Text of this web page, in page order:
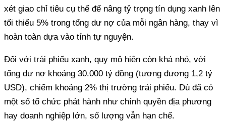
xét giao chỉ tiêu cụ thể để nâng tỷ trọng tín dụng xanh lên
tối thiểu 5% trong tổng dư nợ của mỗi ngân hàng, thay vì
hoàn toàn dựa vào tính tự nguyện.
Đối với trái phiếu xanh, quy mô hiện còn khá nhỏ, với
tổng dư nợ khoảng 30.000 tỷ đồng (tương đương 1,2 tỷ
USD), chiếm khoảng 2% thị trường trái phiếu. Dù đã có
một số tổ chức phát hành như chính quyền địa phương
hay doanh nghiệp lớn, số lượng vẫn hạn chế.